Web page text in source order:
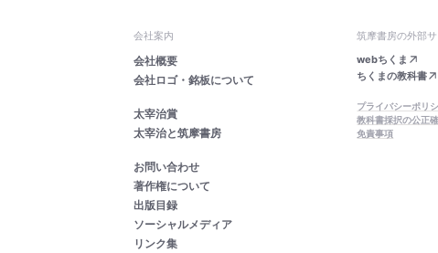
会社案内
会社概要
会社ロゴ・銘板について
太宰治賞
太宰治と筑摩書房
お問い合わせ
著作権について
出版目録
ソーシャルメディア
リンク集
筑摩書房の外部サ
webちくま
ちくまの教科書
プライバシーポリ
教科書採択の公正
免責事項